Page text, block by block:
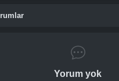
Yorum yok